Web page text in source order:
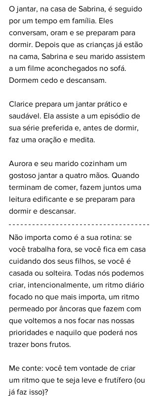
O jantar, na casa de Sabrina, é seguido
por um tempo em família. Eles
conversam, oram e se preparam para
dormir. Depois que as crianças já estão
na cama, Sabrina e seu marido assistem
a um filme aconchegados no sofá.
Dormem cedo e descansam.
Clarice prepara um jantar prático e
saudável. Ela assiste a um episódio de
sua série preferida e, antes de dormir,
faz uma oração e medita.
Aurora e seu marido cozinham um
gostoso jantar a quatro mãos. Quando
terminam de comer, fazem juntos uma
leitura edificante e se preparam para
dormir e descansar.
Não importa como é a sua rotina: se
você trabalha fora, se você fica em casa
cuidando dos seus filhos, se você é
casada ou solteira. Todas nós podemos
criar, intencionalmente, um ritmo diário
focado no que mais importa, um ritmo
permeado por âncoras que fazem com
que voltemos a nos focar nas nossas
prioridades e naquilo que poderá nos
trazer bons frutos.
Me conte: você tem vontade de criar
um ritmo que te seja leve e frutífero (ou
já faz isso)?